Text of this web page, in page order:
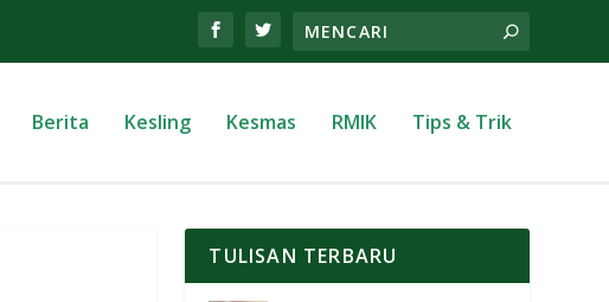
Berita Kesling Kesmas RMIK Tips & Trik
TULISAN TERBARU